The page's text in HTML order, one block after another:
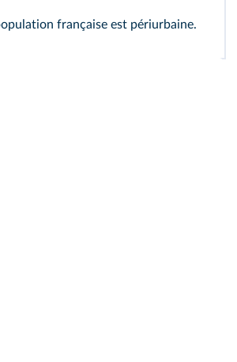
française est périurbaine.